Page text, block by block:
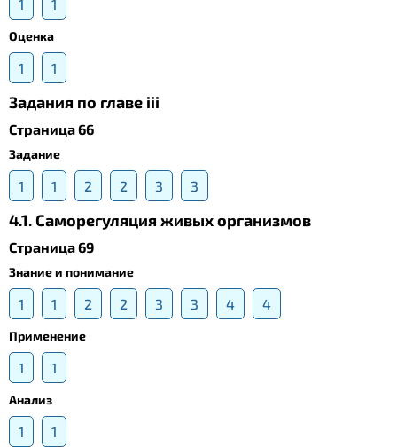
1 1
Оценка
1 1
Задания по главе iii
Страница 66
Задание
1 1 2 2 3 3
4.1. Саморегуляция живых организмов
Страница 69
Знание и понимание
1 1 2 2 3 3 4 4
Применение
1 1
Анализ
1 1